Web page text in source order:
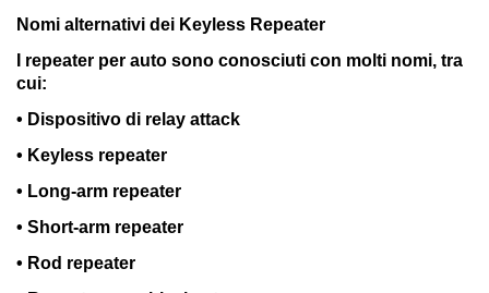
Nomi alternativi dei Keyless Repeater
I repeater per auto sono conosciuti con molti nomi, tra
cui:
• Dispositivo di relay attack
• Keyless repeater
• Long-arm repeater
• Short-arm repeater
• Rod repeater